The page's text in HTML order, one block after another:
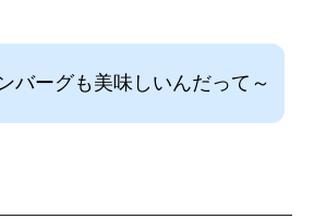
バーグも美味しいんだって～